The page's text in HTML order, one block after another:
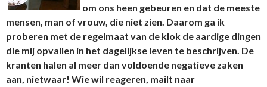
om ons heen gebeuren en dat de meeste
mensen, man of vrouw, die niet zien. Daarom ga ik
proberen met de regelmaat van de klok de aardige dingen
die mij opvallen in het dagelijkse leven te beschrijven. De
kranten halen al meer dan voldoende negatieve zaken
aan, nietwaar! Wie wil reageren, mailt naar